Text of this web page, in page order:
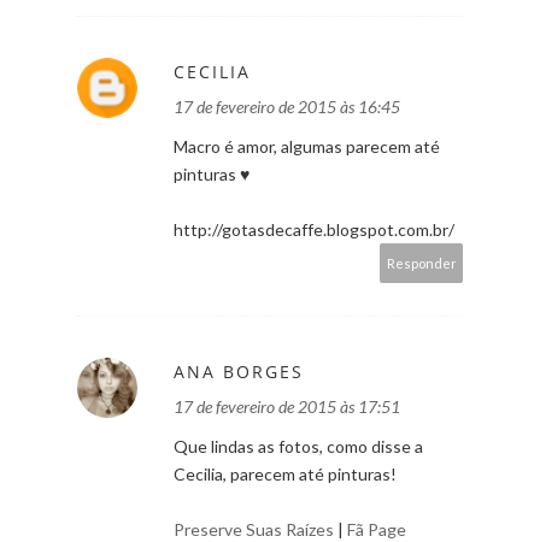
CECILIA
17 de fevereiro de 2015 às 16:45
Macro é amor, algumas parecem até
pinturas ♥
http://gotasdecaffe.blogspot.com.br/
Responder
ANA BORGES
17 de fevereiro de 2015 às 17:51
Que lindas as fotos, como disse a
Cecilia, parecem até pinturas!
Preserve Suas Raízes | Fã Page